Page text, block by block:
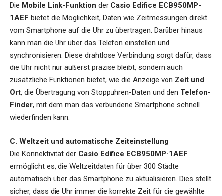
Die Mobile Link-Funktion der Casio Edifice ECB950MP-
1AEF bietet die Möglichkeit, Daten wie Zeitmessungen direkt
vom Smartphone auf die Uhr zu übertragen. Darüber hinaus
kann man die Uhr über das Telefon einstellen und
synchronisieren. Diese drahtlose Verbindung sorgt dafür, dass
die Uhr nicht nur äußerst präzise bleibt, sondern auch
zusätzliche Funktionen bietet, wie die Anzeige von Zeit und
Ort, die Übertragung von Stoppuhren-Daten und den Telefon-
Finder, mit dem man das verbundene Smartphone schnell
wiederfinden kann.
C. Weltzeit und automatische Zeiteinstellung
Die Konnektivität der Casio Edifice ECB950MP-1AEF
ermöglicht es, die Weltzeitdaten für über 300 Städte
automatisch über das Smartphone zu aktualisieren. Dies stellt
sicher, dass die Uhr immer die korrekte Zeit für die gewählte